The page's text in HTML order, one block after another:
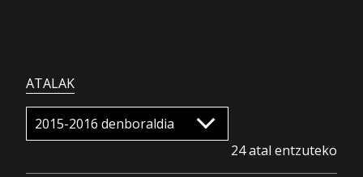
ATALAK
24 atal entzuteko